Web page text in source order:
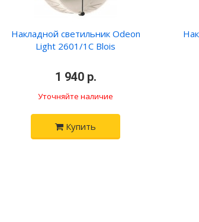
Накладной светильник Odeon
Light 2601/1C Blois
1 940 р.
Уточняйте наличие
Купить